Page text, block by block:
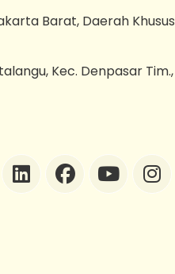
Barat, Daerah Khusus
Kec. Denpasar Tim.,